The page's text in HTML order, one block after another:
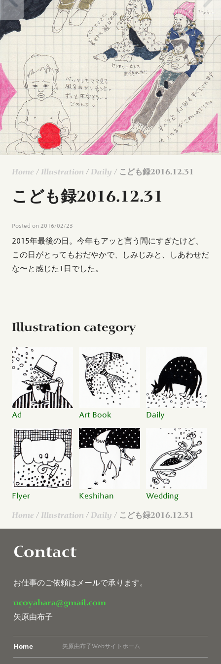
Home / Illustration / Daily / こども録2016.12.31
こども録2016.12.31
Posted on 2016/02/23
2015年最後の日。今年もアッと言う間にすぎたけど、
この日がとってもおだやかで、しみじみと、しあわせだ
な〜と感じた1日でした。
Illustration category
Ad Art Book Daily
Flyer Keshihan Wedding
Home / Illustration / Daily / こども録2016.12.31
Contact
お仕事のご依頼はメールで承ります。
ucoyahara@gmail.com
矢原由布子
Home 矢原由布子Webサイトホーム